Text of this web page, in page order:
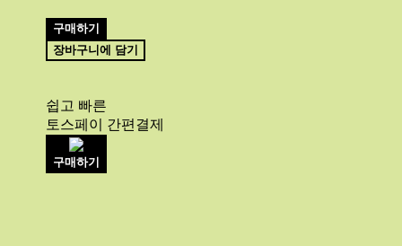
구매하기
장바구니에 담기
쉽고 빠른
토스페이 간편결제
구매하기